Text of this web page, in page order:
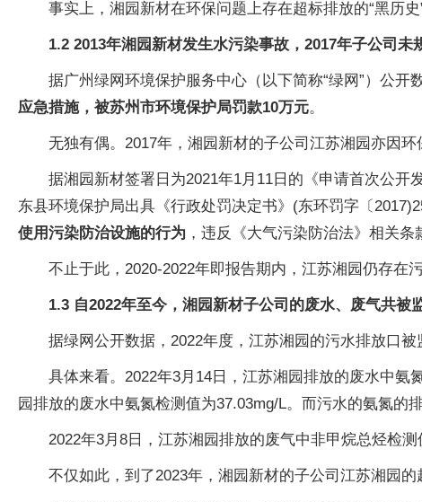
事实上，湘园新材在环保问题上存在超标排放的“黑历史”
1.2 2013年湘园新材发生水污染事故，2017年子公司未
据广州绿网环境保护服务中心（以下简称“绿网”）公开
应急措施，被苏州市环境保护局罚款10万元。
无独有偶。2017年，湘园新材的子公司江苏湘园亦因环
据湘园新材签署日为2021年1月11日的《申请首次公开
东县环境保护局出具《行政处罚决定书》(东环罚字〔
使用污染防治设施的行为 ，违反《大气污染防治法》相关条
不止于此，2020-2022年即报告期内，江苏湘园仍存在
1.3 自2022年至今，湘园新材子公司的废水、废气共被
据绿网公开数据，2022年度，江苏湘园的污水排放口被
具体来看。2022年3月14日，江苏湘园排放的废水中氨
园排放的废水中氨氮检测值为37.03mg/L。而污水的氨氮的
2022年3月8日，江苏湘园排放的废气中非甲烷总烃检
不仅如此，到了2023年，湘园新材的子公司江苏湘园的